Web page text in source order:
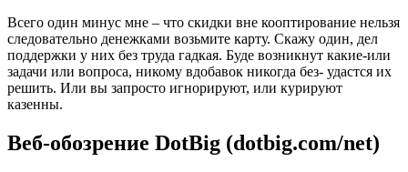
Всего один минус мне – что скидки вне кооптирование нельзя
следовательно денежками возьмите карту. Скажу один, дел
поддержки у них без труда гадкая. Буде возникнут какие-или
задачи или вопроса, никому вдобавок никогда без- удастся их
решить. Или вы запросто игнорируют, или курируют
казенны.
Веб-обозрение DotBig (dotbig.com/net)